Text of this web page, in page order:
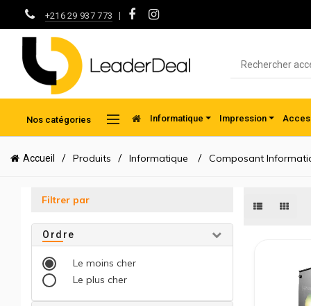
+216 29 937 773 |
Nos catégories Informatique Impression
Accueil Produits Informatique Composant
Filtrer par
Ordre
Le moins cher
Le plus cher